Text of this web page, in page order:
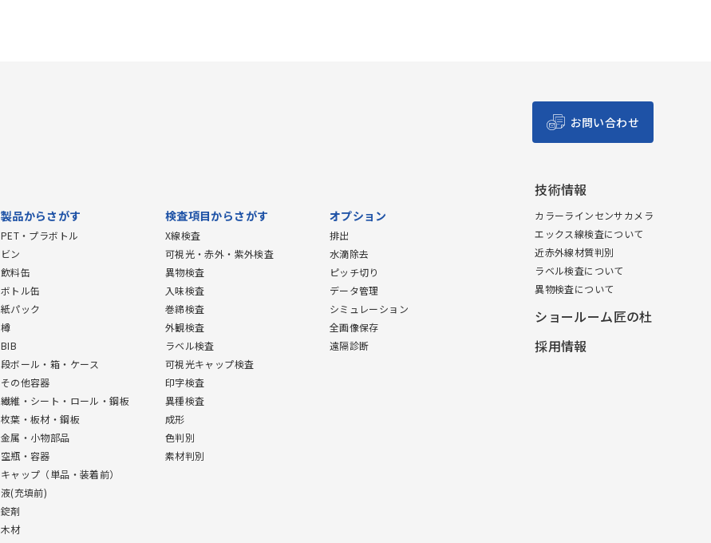
お問い合わせ
製品からさがす
PET・プラボトル
ビン
飲料缶
ボトル缶
紙パック
樽
BIB
段ボール・箱・ケース
その他容器
繊維・シート・ロール・鋼板
枚葉・板材・鋼板
金属・小物部品
空瓶・容器
キャップ（単品・装着前）
液(充填前)
錠剤
木材
検査項目からさがす
X線検査
可視光・赤外・紫外検査
異物検査
入味検査
巻締検査
外観検査
ラベル検査
可視光キャップ検査
印字検査
異種検査
成形
色判別
素材判別
オプション
排出
水滴除去
ピッチ切り
データ管理
シミュレーション
全画像保存
遠隔診断
技術情報
カラーラインセンサカメラ
エックス線検査について
近赤外線材質判別
ラベル検査について
異物検査について
ショールーム匠の杜
採用情報